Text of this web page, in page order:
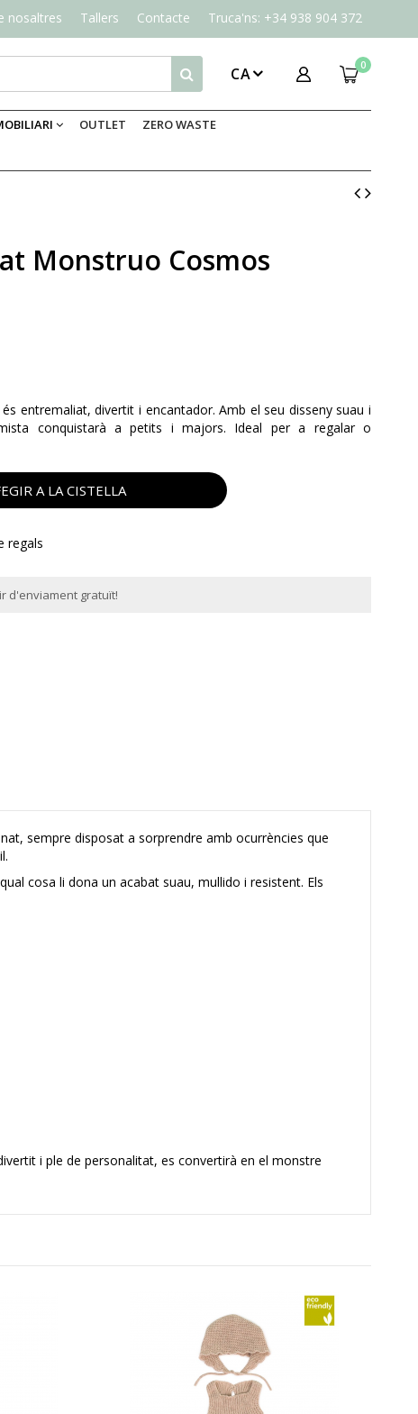
nosaltres Tallers Contacte Truca'ns: +34 938 904 372
0
CA
OUTLET
ZERO WASTE
Monstruo Cosmos
és entremaliat, divertit i encantador. Amb el seu disseny suau i
conquistarà a petits i majors. Ideal per a regalar o
A LA CISTELLA
regals
d'enviament gratuït!
sempre disposat a sorprendre amb ocurrències que
cosa li dona un acabat suau, mullido i resistent. Els
i ple de personalitat, es convertirà en el monstre